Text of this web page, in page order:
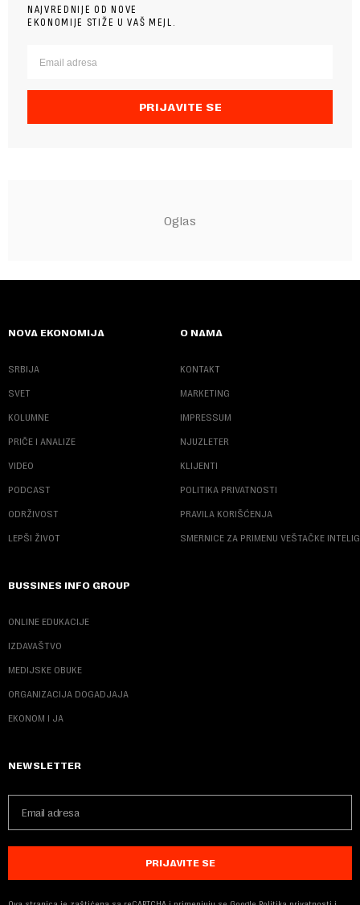
NAJVREDNIJE OD NOVE
EKONOMIJE STIŽE U VAŠ MEJL.
PRIJAVITE SE
NOVA EKONOMIJA
SRBIJA
SVET
KOLUMNE
PRIČE I ANALIZE
VIDEO
PODCAST
ODRŽIVOST
LEPŠI ŽIVOT
O NAMA
KONTAKT
MARKETING
IMPRESSUM
NJUZLETER
KLIJENTI
POLITIKA PRIVATNOSTI
PRAVILA KORIŠĆENJA
SMERNICE ZA PRIMENU VEŠTAČKE
BUSSINES INFO GROUP
ONLINE EDUKACIJE
IZDAVAŠTVO
MEDIJSKE OBUKE
ORGANIZACIJA DOGADJAJA
EKONOM I JA
NEWSLETTER
PRIJAVITE SE